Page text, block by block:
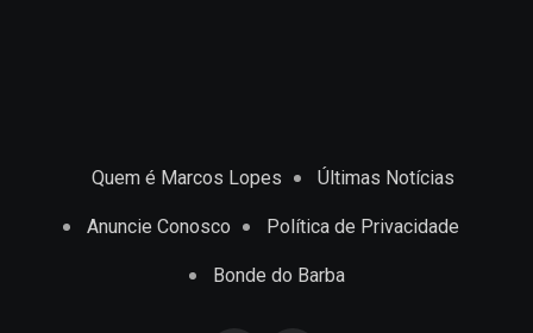
Quem é Marcos Lopes Últimas Notícias
Anuncie Conosco Política de Privacidade
Bonde do Barba